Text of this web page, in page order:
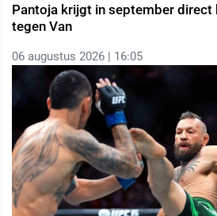
Pantoja krijgt in september direct
tegen Van
06 augustus 2026 | 16:05